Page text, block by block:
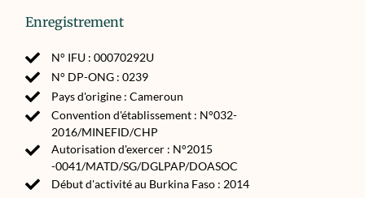
Enregistrement
N° IFU : 00070292U
N° DP-ONG : 0239
Pays d'origine : Cameroun
Convention d'établissement : N°032-
2016/MINEFID/CHP
Autorisation d'exercer : N°2015
-0041/MATD/SG/DGLPAP/DOASOC
Début d'activité au Burkina Faso : 2014